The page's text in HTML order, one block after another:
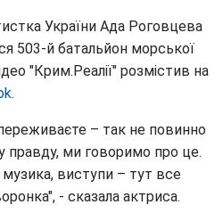
України Ада Роговцева
503-й батальйон морської
"Крим.Реалії" розмістив на
.
– так не повинно
ми говоримо про це.
виступи – тут все
- сказала актриса.